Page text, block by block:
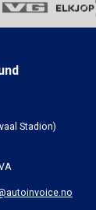
Stadion)